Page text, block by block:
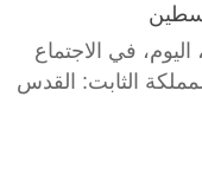
في الاجتماع
الثابت: القدس